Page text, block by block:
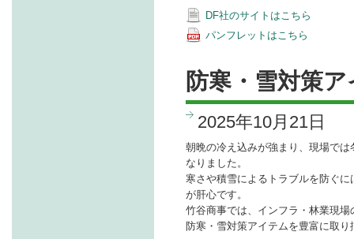
DF社のサイトはこちら
パンフレットはこちら
防寒・雪対策
2025年10月21日
朝晩の冷え込みが強まり、現場で
なりました。
寒さや積雪によるトラブルを防ぐ
が肝心です。
竹谷商事では、インフラ・林業現
防寒・雪対策アイテムを豊富に取り